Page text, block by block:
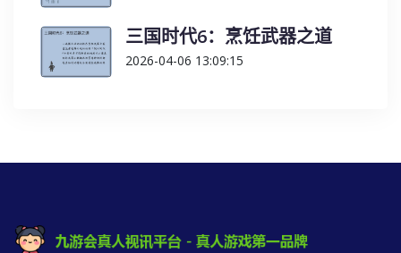
三国时代6：烹饪武器之道
2026-04-06 13:09:15